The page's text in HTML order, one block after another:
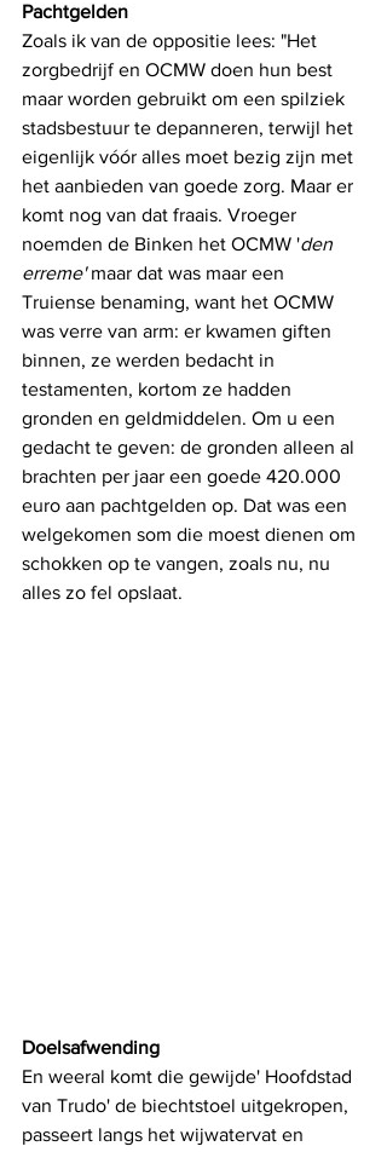
Pachtgelden
Zoals ik van de oppositie lees: "Het
zorgbedrijf en OCMW doen hun best
maar worden gebruikt om een spilziek
stadsbestuur te depanneren, terwijl het
eigenlijk vóór alles moet bezig zijn met
het aanbieden van goede zorg. Maar er
komt nog van dat fraais. Vroeger
noemden de Binken het OCMW 'den
erreme' maar dat was maar een
Truiense benaming, want het OCMW
was verre van arm: er kwamen giften
binnen, ze werden bedacht in
testamenten, kortom ze hadden
gronden en geldmiddelen. Om u een
gedacht te geven: de gronden alleen al
brachten per jaar een goede 420.000
euro aan pachtgelden op. Dat was een
welgekomen som die moest dienen om
schokken op te vangen, zoals nu, nu
alles zo fel opslaat.
Doelsafwending
En weeral komt die gewijde' Hoofdstad
van Trudo' de biechtstoel uitgekropen,
passeert langs het wijwatervat en